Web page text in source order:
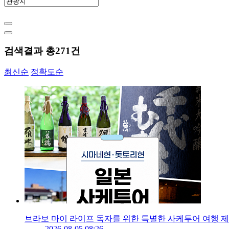
검색결과 총271건
최신순 정확도순
브라보 마이 라이프 독자를 위한 특별한 사케투어 여행